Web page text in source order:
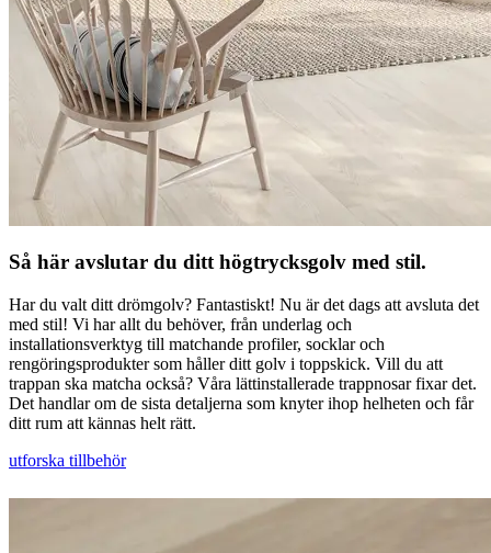
Så här avslutar du ditt högtrycksgolv med stil.
Har du valt ditt drömgolv? Fantastiskt! Nu är det dags att avsluta det
med stil! Vi har allt du behöver, från underlag och
installationsverktyg till matchande profiler, socklar och
rengöringsprodukter som håller ditt golv i toppskick. Vill du att
trappan ska matcha också? Våra lättinstallerade trappnosar fixar det.
Det handlar om de sista detaljerna som knyter ihop helheten och får
ditt rum att kännas helt rätt.
utforska tillbehör